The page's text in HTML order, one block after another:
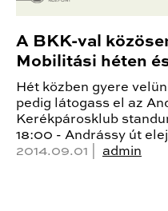
A BKK-val
Mobilitási héten
Hét közben gyere
pedig látogass el az
Kerékpárosklub
18:00 - Andrássy út
2014.09.01 | admin